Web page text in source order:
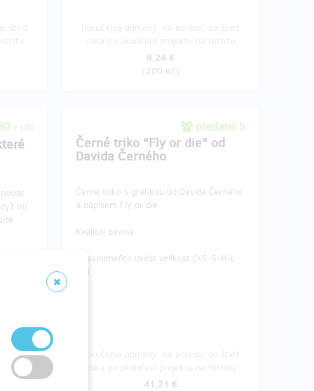
8,24 €
(200 Kč)
z 500
mi
štvrť
predané 5
Černé triko "Fly or die" od
Davida Černého
Černé triko s grafikou od Davida Černého
a nápisem Fly or die.
Kvalitní bavlna.
Nezapomeňte uvést velikost (XS-S-M-L-
XL).
41,21 €